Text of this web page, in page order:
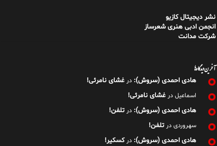
نشر دیجیتال کازیو
انجمن ادبی هنری شعرساز
شرکت مدانت
آخرین دیدگاه‌ها
هادی احمدی (سروش): در غشای نامرئی!
اسماعیل در غشای نامرئی!
هادی احمدی (سروش): در تلفن!
سهروردی در تلفن!
هادی احمدی (سروش): درکسکیر!